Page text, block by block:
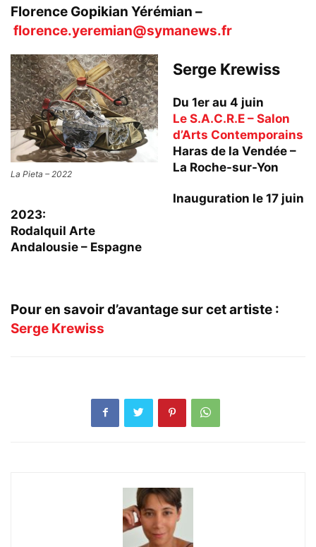
Florence Gopikian Yérémian –
florence.yeremian@symanews.fr
La Pieta – 2022
Serge Krewiss
Du 1er au 4 juin
Le S.A.C.R.E – Salon
d’Arts Contemporains
Haras de la Vendée –
La Roche-sur-Yon
Inauguration le 17 juin
2023:
Rodalquil Arte
Andalousie – Espagne
Pour en savoir d’avantage sur cet artiste :
Serge Krewiss